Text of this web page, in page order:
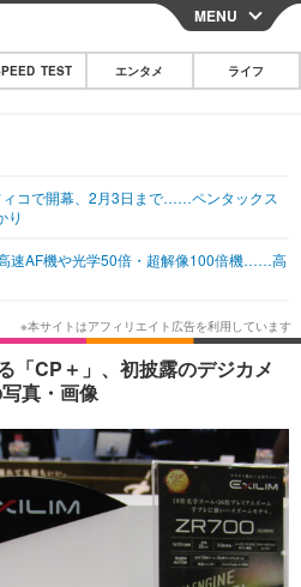
CLOSE
その他
韓国・芸能
スポーツ
その他
グルメ
ショッピング
MENU
TEST エンタメ ライフ
ィコで開幕、2月3日まで……ペンタックス
り
速AF機や光学50倍・超解像100倍機……高
「CP＋」、初披露のデジカメ
真・画像